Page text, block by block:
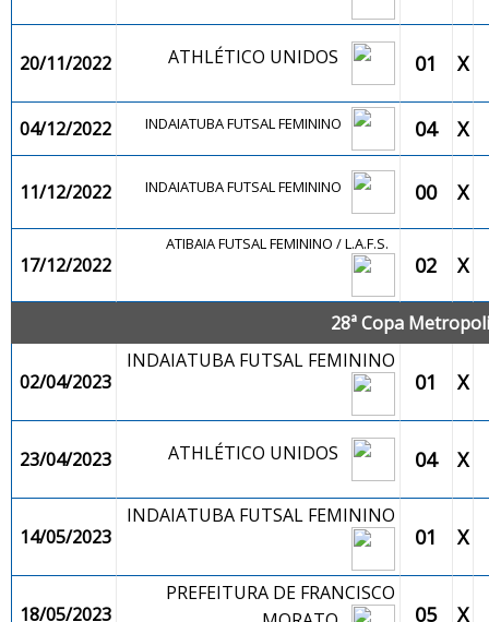
20/11/2022 ATHLÉTICO UNIDOS 01 X
04/12/2022 INDAIATUBA FUTSAL FEMININO 04 X
11/12/2022 INDAIATUBA FUTSAL FEMININO 00 X
17/12/2022
ATIBAIA FUTSAL FEMININO / L.A.F.S.
02 X
28ª Copa
02/04/2023
INDAIATUBA FUTSAL FEMININO
01 X
23/04/2023 ATHLÉTICO UNIDOS 04 X
14/05/2023
INDAIATUBA FUTSAL FEMININO
01 X
18/05/2023
PREFEITURA DE FRANCISCO
05 X